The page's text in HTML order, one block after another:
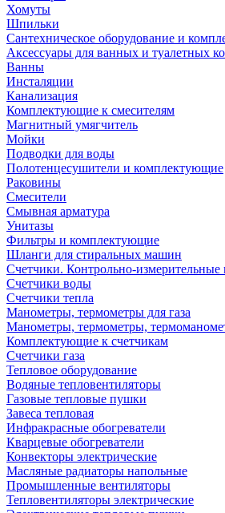
Хомуты
Шпильки
Сантехническое оборудование и
Аксессуары для ванных и туалетных
Ванны
Инсталяции
Канализация
Комплектующие к смесителям
Магнитный умягчитель
Мойки
Подводки для воды
Полотенцесушители и комплектующие
Раковины
Смесители
Смывная арматура
Унитазы
Фильтры и комплектующие
Шланги для стиральных машин
Счетчики. Контрольно-
Счетчики воды
Счетчики тепла
Манометры, термометры для газа
Манометры, термометры,
Комплектующие к счетчикам
Счетчики газа
Тепловое оборудование
Водяные тепловентиляторы
Газовые тепловые пушки
Завеса тепловая
Инфракрасные обогреватели
Кварцевые обогреватели
Конвекторы электрические
Масляные радиаторы напольные
Промышленные вентиляторы
Тепловентиляторы электрические